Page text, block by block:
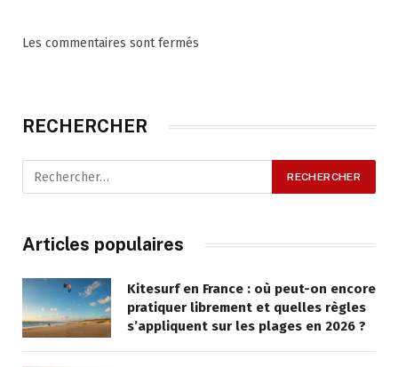
Les commentaires sont fermés
RECHERCHER
Articles populaires
Kitesurf en France : où peut-on encore
pratiquer librement et quelles règles
s’appliquent sur les plages en 2026 ?